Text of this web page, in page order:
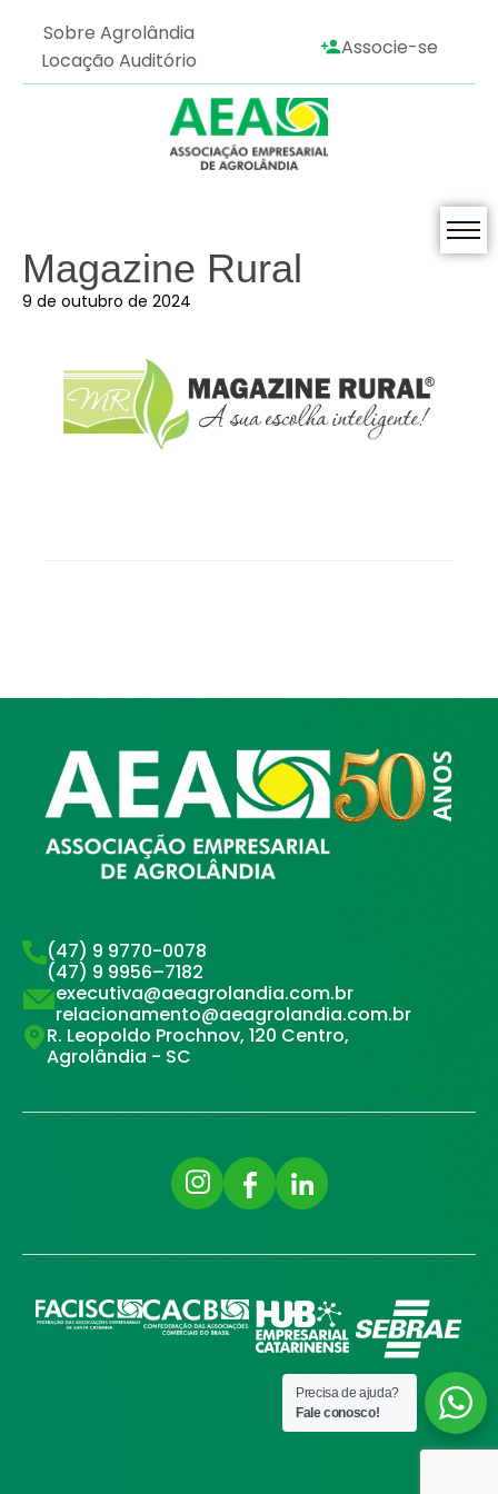
Sobre Agrolândia
Locação Auditório
Associe-se
Magazine Rural
9 de outubro de 2024
(47) 9 9770-0078
(47) 9 9956–7182
executiva@aeagrolandia.com.br
relacionamento@aeagrolandia.com.br
R. Leopoldo Prochnov, 120 Centro,
Agrolândia - SC
Precisa de ajuda?
Fale conosco!